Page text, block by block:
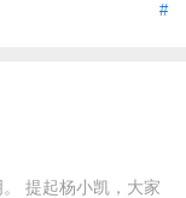
#
提起杨小凯，大家